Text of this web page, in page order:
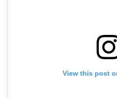
View this post